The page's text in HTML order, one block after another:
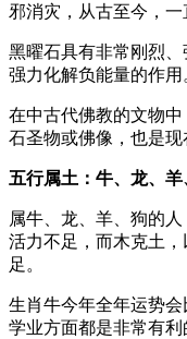
邪消灾，从古至今，一
黑曜石具有非常刚烈、
强力化解负能量的作用
在中古代佛教的文物
石圣物或佛像，也是现
五行属土：牛、龙、羊
属牛、龙、羊、狗的
活力不足，而木克土
足。
生肖牛今年全年运势
学业方面都是非常有